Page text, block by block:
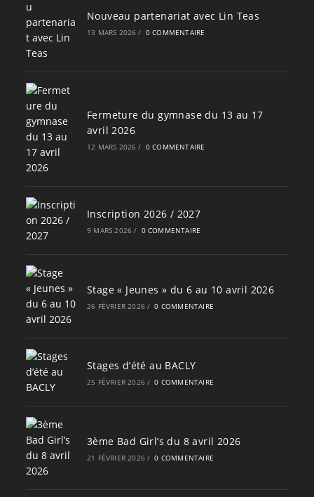
Nouveau partenariat avec Lin Teas
13 MARS 2026 / 0 COMMENTAIRE
Fermeture du gymnase du 13 au 17
avril 2026
12 MARS 2026 / 0 COMMENTAIRE
Inscription 2026 / 2027
9 MARS 2026 / 0 COMMENTAIRE
Stage « Jeunes » du 6 au 10 avril 2026
26 FÉVRIER 2026 / 0 COMMENTAIRE
Stages d’été au BACLY
25 FÉVRIER 2026 / 0 COMMENTAIRE
3ème Bad Girl’s du 8 avril 2026
21 FÉVRIER 2026 / 0 COMMENTAIRE